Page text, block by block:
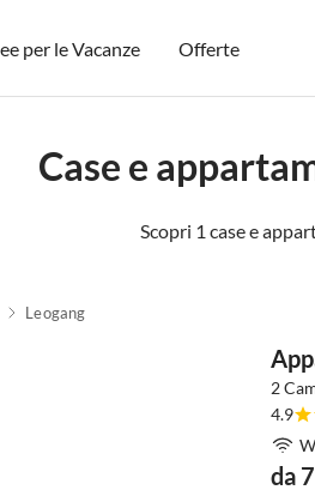
per le Vacanze Offerte
Case e
Scopri 1 case e
Leogang
2
4.9
da